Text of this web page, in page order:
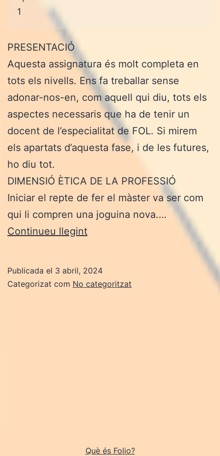
1
PRESENTACIÓ
Aquesta assignatura és molt completa en
tots els nivells. Ens fa treballar sense
adonar-nos-en, com aquell qui diu, tots els
aspectes necessaris que ha de tenir un
docent de l’especialitat de FOL. Si mirem
els apartats d’aquesta fase, i de les futures,
ho diu tot.
DIMENSIÓ ÈTICA DE LA PROFESSIÓ
Iniciar el repte de fer el màster va ser com
qui li compren una joguina nova.…
Continueu llegintFASE
Publicada el 3 abril, 2024
Categorizat com No categoritzat
Què és Folio?